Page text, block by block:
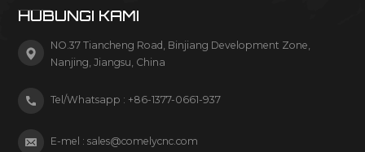
HUBUNGI KAMI
NO.37 Tiancheng Road, Binjiang Development Zone,
Nanjing, Jiangsu, China
Tel/Whatsapp : +86-1377-0661-937
E-mel :sales@comelycnc.com